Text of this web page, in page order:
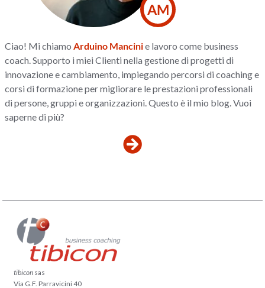
AM
Ciao! Mi chiamo Arduino Mancinie lavoro come business
coach. Supporto i miei Clienti nella gestione di progetti di
innovazione e cambiamento, impiegando percorsi di coaching e
corsi di formazione per migliorare le prestazioni professionali
di persone, gruppi e organizzazioni. Questo è il mio blog. Vuoi
saperne di più?
tibicon sas
Via G.F. Parravicini 40